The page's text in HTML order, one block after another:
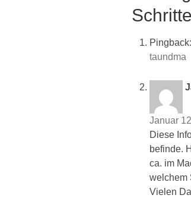
Pingback:
taundma
Januar
Diese
befinde.
ca. im
welchem
Vielen